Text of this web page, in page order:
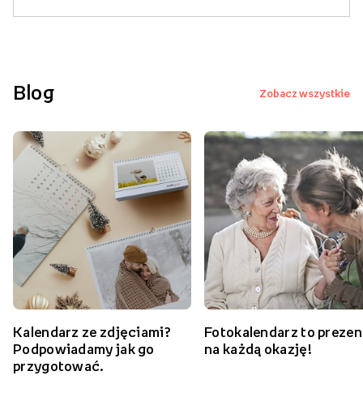
Blog Zobacz wszystkie
Kalendarz ze zdjęciami?
Podpowiadamy jak go
przygotować.
Fotokalendarz to
na każdą okazję!